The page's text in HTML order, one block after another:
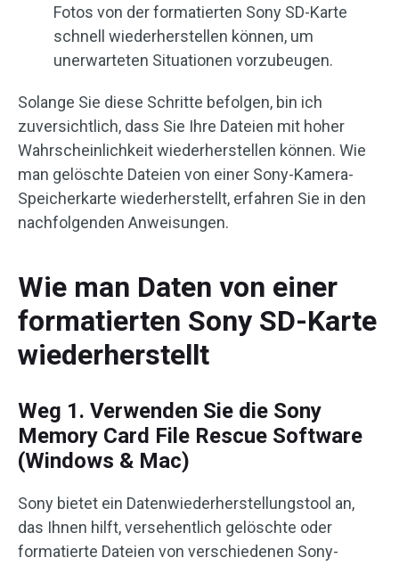
Fotos von der formatierten Sony SD-Karte
schnell wiederherstellen können, um
unerwarteten Situationen vorzubeugen.
Solange Sie diese Schritte befolgen, bin ich
zuversichtlich, dass Sie Ihre Dateien mit hoher
Wahrscheinlichkeit wiederherstellen können. Wie
man gelöschte Dateien von einer Sony-Kamera-
Speicherkarte wiederherstellt, erfahren Sie in den
nachfolgenden Anweisungen.
Wie man Daten von einer
formatierten Sony SD-Karte
wiederherstellt
Weg 1. Verwenden Sie die Sony
Memory Card File Rescue Software
(Windows & Mac)
Sony bietet ein Datenwiederherstellungstool an,
das Ihnen hilft, versehentlich gelöschte oder
formatierte Dateien von verschiedenen Sony-